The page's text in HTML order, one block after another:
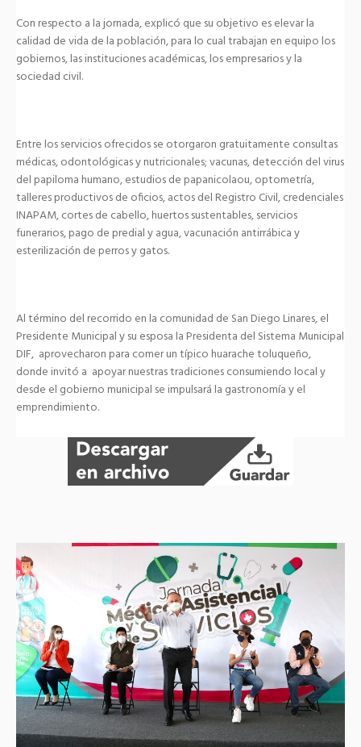
Con respecto a la jornada, explicó que su objetivo es elevar la
calidad de vida de la población, para lo cual trabajan en equipo los
gobiernos, las instituciones académicas, los empresarios y la
sociedad civil.
Entre los servicios ofrecidos se otorgaron gratuitamente consultas
médicas, odontológicas y nutricionales; vacunas, detección del virus
del papiloma humano, estudios de papanicolaou, optometría,
talleres productivos de oficios, actos del Registro Civil, credenciales
INAPAM, cortes de cabello, huertos sustentables, servicios
funerarios, pago de predial y agua, vacunación antirrábica y
esterilización de perros y gatos.
Al término del recorrido en la comunidad de San Diego Linares, el
Presidente Municipal y su esposa la Presidenta del Sistema Municipal
DIF, aprovecharon para comer un típico huarache toluqueño,
donde invitó a apoyar nuestras tradiciones consumiendo local y
desde el gobierno municipal se impulsará la gastronomía y el
emprendimiento.